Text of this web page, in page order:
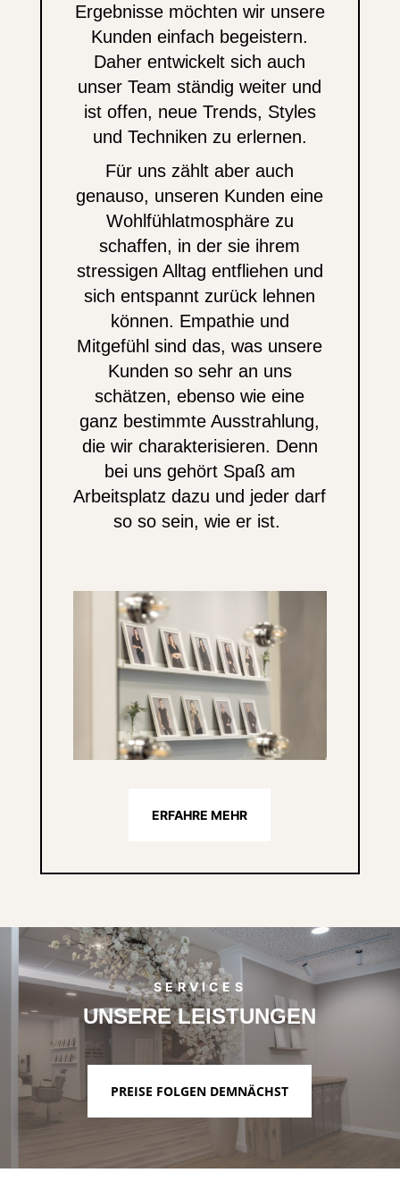
Ergebnisse möchten wir unsere
Kunden einfach begeistern.
Daher entwickelt sich auch
unser Team ständig weiter und
ist offen, neue Trends, Styles
und Techniken zu erlernen.
Für uns zählt aber auch
genauso, unseren Kunden eine
Wohlfühlatmosphäre zu
schaffen, in der sie ihrem
stressigen Alltag entfliehen und
sich entspannt zurück lehnen
können. Empathie und
Mitgefühl sind das, was unsere
Kunden so sehr an uns
schätzen, ebenso wie eine
ganz bestimmte Ausstrahlung,
die wir charakterisieren. Denn
bei uns gehört Spaß am
Arbeitsplatz dazu und jeder darf
so so sein, wie er ist.
ERFAHRE MEHR
SERVICES
UNSERE LEISTUNGEN
PREISE FOLGEN DEMNÄCHST